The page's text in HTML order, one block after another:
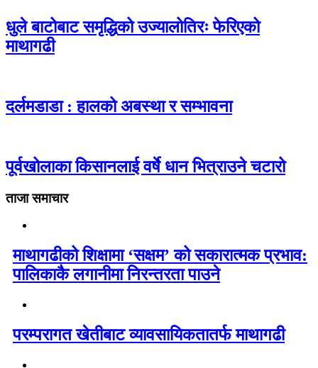
धुले बाटोबाट समृद्धिको उज्यालोतिरः फेरिएको
माथागढी
दर्लमडाडा : हालको अबस्था र सम्भावना
पूर्वखोलाका किसानलाई वर्षे धान भित्राउने चटारो
ताजा समाचार
माथागढीको शिक्षामा ‘सक्षम’ को सकारात्मक प्रभाव:
पालिकाकै लगानीमा निरन्तरता पाउने
परम्परागत खेतीबाट व्यावसायिकतातर्फ माथागढी